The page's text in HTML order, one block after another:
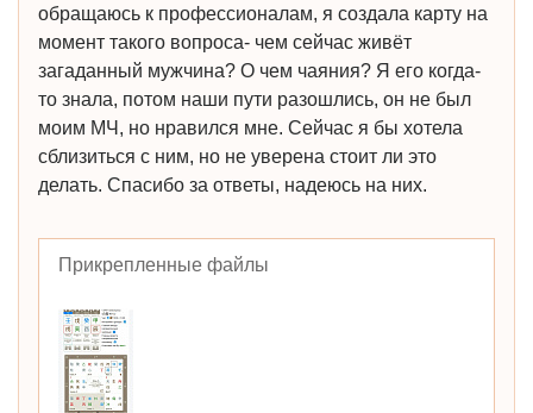
обращаюсь к профессионалам, я создала карту на
момент такого вопроса- чем сейчас живёт
загаданный мужчина? О чем чаяния? Я его когда-
то знала, потом наши пути разошлись, он не был
моим МЧ, но нравился мне. Сейчас я бы хотела
сблизиться с ним, но не уверена стоит ли это
делать. Спасибо за ответы, надеюсь на них.
Прикрепленные файлы